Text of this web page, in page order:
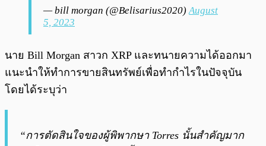
— bill morgan (@Belisarius2020)August
5, 2023
นาย Bill Morgan สาวก XRP และทนายความได้ออกมา
แนะนำให้ทำการขายสินทรัพย์เพื่อทำกำไรในปัจจุบัน
โดยได้ระบุว่า
“การตัดสินใจของผู้พิพากษา Torres นั้นสำคัญมาก